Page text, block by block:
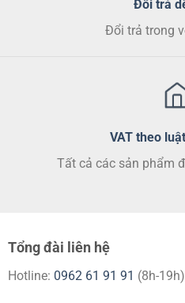
Đổi trả
Đổi trả trong
VAT theo
Tất cả các sản phẩm
Tổng đài liên hệ
Hotline: 0962 61 91 91 (8h-19h)